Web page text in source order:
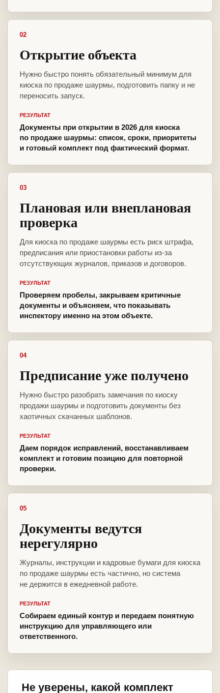
02
Открытие объекта
Нужно быстро понять обязательный минимум для
киоска по продаже шаурмы, подготовить папку и не
переносить запуск.
РЕЗУЛЬТАТ
Документы при открытии в 2026 для киоска
по продаже шаурмы: список, сроки, приоритеты
и готовый комплект под фактический формат.
03
Плановая или внеплановая
проверка
Для киоска по продаже шаурмы есть риск штрафа,
предписания или приостановки работы из-за
отсутствующих журналов, приказов и договоров.
РЕЗУЛЬТАТ
Проверяем пробелы, закрываем критичные
документы и объясняем, что показывать
инспектору именно на этом объекте.
04
Предписание уже получено
Нужно быстро разобрать замечания по киоску
продажи шаурмы и подготовить документы без
хаотичных скачанных шаблонов.
РЕЗУЛЬТАТ
Даем порядок исправлений, восстанавливаем
комплект и готовим позицию для повторной
проверки.
05
Документы ведутся
нерегулярно
Журналы, инструкции и кадровые бумаги для киоска
по продаже шаурмы есть частично, но система
не держится в ежедневной работе.
РЕЗУЛЬТАТ
Собираем единый контур и передаем понятную
инструкцию для управляющего или
ответственного.
Не уверены, какой комплект